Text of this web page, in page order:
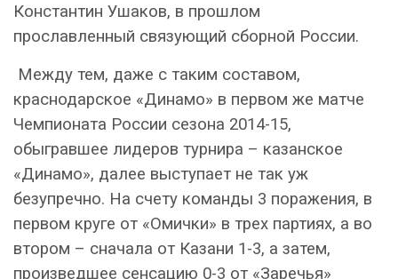
Константин Ушаков, в прошлом
прославленный связующий сборной России.
Между тем, даже с таким составом,
краснодарское «Динамо» в первом же матче
Чемпионата России сезона 2014-15,
обыгравшее лидеров турнира – казанское
«Динамо», далее выступает не так уж
безупречно. На счету команды 3 поражения, в
первом круге от «Омички» в трех партиях, а во
втором – сначала от Казани 1-3, а затем,
произведшее сенсацию 0-3 от «Заречья»